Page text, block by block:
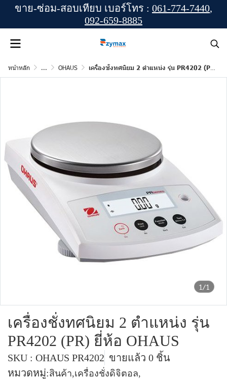
ขาย-ซ่อม-สอบเทียบ เบอร์โทร : 061-774-7440,
092-659-8885
หน้าหลัก ... OHAUS เครื่องชั่งทศนิยม 2 ตำแหน่ง รุ่น PR4202 (PR) ยี่ห้อ OHAUS
1/1
เครื่องชั่งทศนิยม 2 ตำแหน่ง รุ่น
PR4202 (PR) ยี่ห้อ OHAUS
SKU : OHAUS PR4202 ขายแล้ว 0 ชิ้น
หมวดหมู่:สินค้า,เครื่องชั่งดิจิตอล,